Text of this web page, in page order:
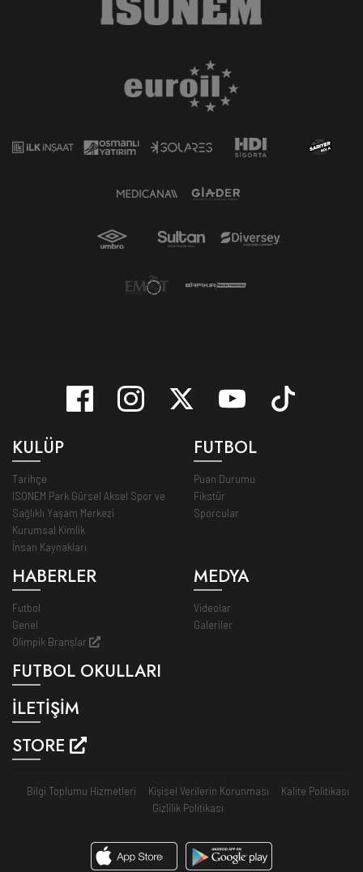
KULÜP
Tarihçe
ISONEM Park Gürsel Aksel Spor ve
Sağlıklı Yaşam Merkezi
Kurumsal Kimlik
İnsan Kaynakları
FUTBOL
Puan Durumu
Fikstür
Sporcular
HABERLER
Futbol
Genel
Olimpik Branşlar
MEDYA
Videolar
Galeriler
FUTBOL OKULLARI
İLETİŞİM
STORE
Bilgi Toplumu Hizmetleri Kişisel Verilerin Korunması
Kalite Politikası
Gizlilik Politikası